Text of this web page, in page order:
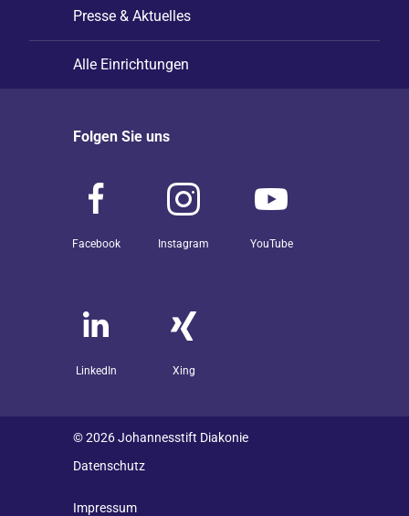
Presse & Aktuelles
Alle Einrichtungen
Folgen Sie uns
Facebook Instagram YouTube
LinkedIn Xing
© 2026 Johannesstift Diakonie
Datenschutz
Impressum